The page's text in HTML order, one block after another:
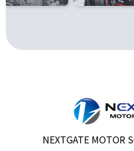
NEXTGATE MOTOR